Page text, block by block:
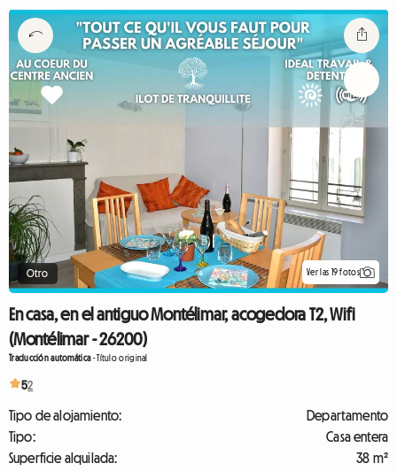
Otro Ver las 19 fotos
En casa, en el antiguo Montélimar, acogedora T2, Wifi
(Montélimar - 26200)
Traducción automática-Título original
52
Tipo de alojamiento:
Departamento
Tipo:
Casa entera
Superficie alquilada:
38 m²